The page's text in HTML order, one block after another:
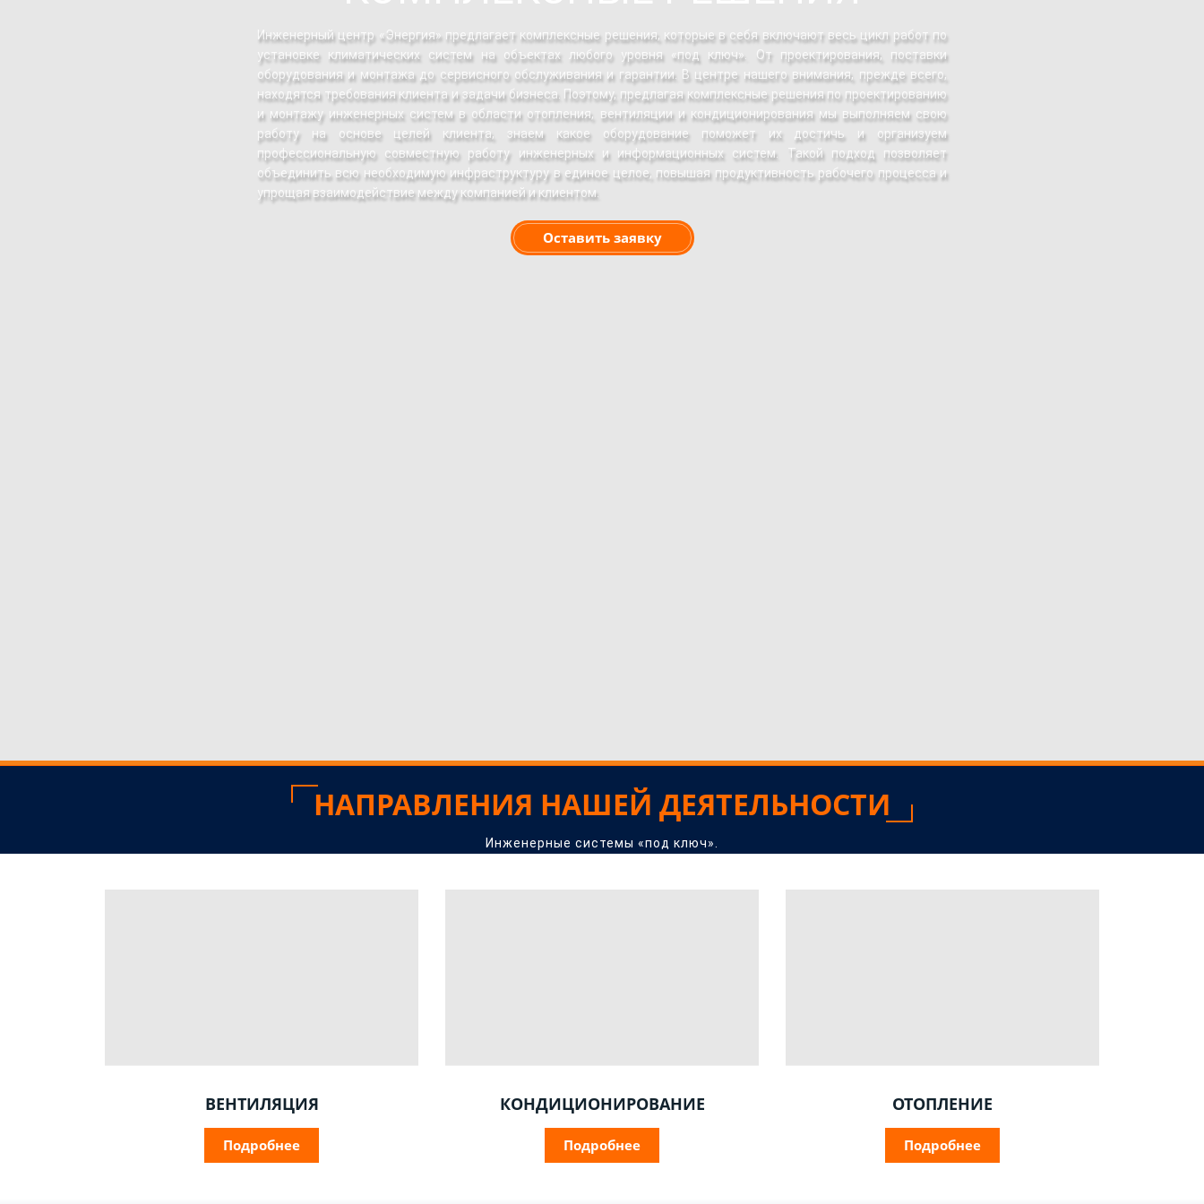
Инженерный центр «Энергия» предлагает комплексные решения, которые в себя включают весь цикл работ по
установке климатических систем на объектах любого уровня «под ключ». От проектирования, поставки
оборудования и монтажа до сервисного обслуживания и гарантии. В центре нашего внимания, прежде всего,
находятся требования клиента и задачи бизнеса. Поэтому, предлагая комплексные решения по проектированию
и монтажу инженерных систем в области отопления, вентиляции и кондиционирования мы выполняем свою
работу на основе целей клиента, знаем какое оборудование поможет их достичь и организуем
профессиональную совместную работу инженерных и информационных систем. Такой подход позволяет
объединить всю необходимую инфраструктуру в единое целое, повышая продуктивность рабочего процесса и
упрощая взаимодействие между компанией и клиентом.
Оставить заявку
НАПРАВЛЕНИЯ НАШЕЙ ДЕЯТЕЛЬНОСТИ
Инженерные системы «под ключ».
ВЕНТИЛЯЦИЯ
Подробнее
КОНДИЦИОНИРОВАНИЕ
Подробнее
ОТОПЛЕНИЕ
Подробнее